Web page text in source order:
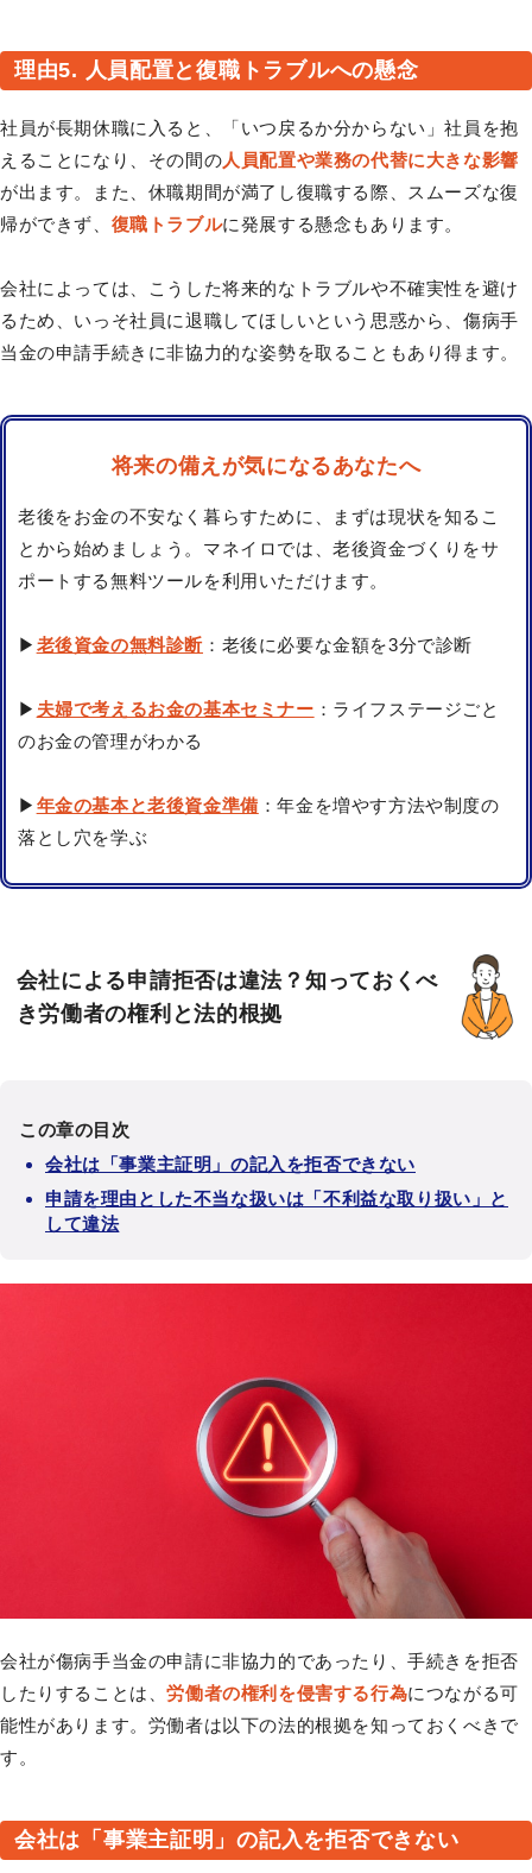
理由5. 人員配置と復職トラブルへの懸念
社員が長期休職に入ると、「いつ戻るか分からない」社員を抱
えることになり、その間の人員配置や業務の代替に大きな影響
が出ます。また、休職期間が満了し復職する際、スムーズな復
帰ができず、 復職トラブルに発展する懸念もあります。
会社によっては、こうした将来的なトラブルや不確実性を避け
るため、いっそ社員に退職してほしいという思惑から、傷病手
当金の申請手続きに非協力的な姿勢を取ることもあり得ます。
将来の備えが気になるあなたへ
老後をお金の不安なく暮らすために、まずは現状を知るこ
とから始めましょう。マネイロでは、老後資金づくりをサ
ポートする無料ツールを利用いただけます。
▶ 老後資金の無料診断 ：老後に必要な金額を3分で診断
▶ 夫婦で考えるお金の基本セミナー ：ライフステージごと
のお金の管理がわかる
▶ 年金の基本と老後資金準備 ：年金を増やす方法や制度の
落とし穴を学ぶ
会社による申請拒否は違法？知っておくべ
き労働者の権利と法的根拠
この章の目次
会社は「事業主証明」の記入を拒否できない
申請を理由とした不当な扱いは「不利益な取り扱い」と
して違法
会社が傷病手当金の申請に非協力的であったり、手続きを拒否
したりすることは、労働者の権利を侵害する行為につながる可
能性があります。労働者は以下の法的根拠を知っておくべきで
す。
会社は「事業主証明」の記入を拒否できない